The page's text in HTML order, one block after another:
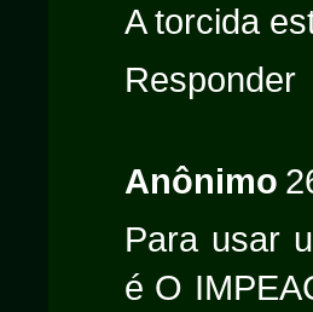
A torcida
Responder
Anônimo
Para usar
é O